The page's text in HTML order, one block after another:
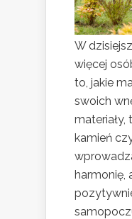
W
więcej
to, jakie
swoich
materiały,
kamień
harmonię,